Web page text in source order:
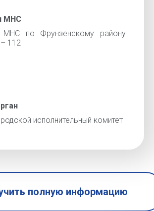
МНС
МНС по Фрунзенскому району
112
исполнительный комитет
полную информацию